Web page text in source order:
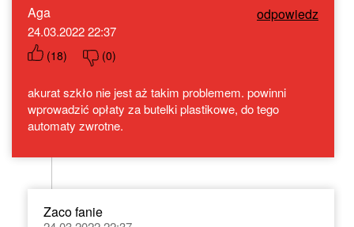
Aga odpowiedz
24.03.2022 22:37
(18) (0)
akurat szkło nie jest aż takim problemem. powinni
wprowadzić opłaty za butelki plastikowe, do tego
automaty zwrotne.
Zaco fanie